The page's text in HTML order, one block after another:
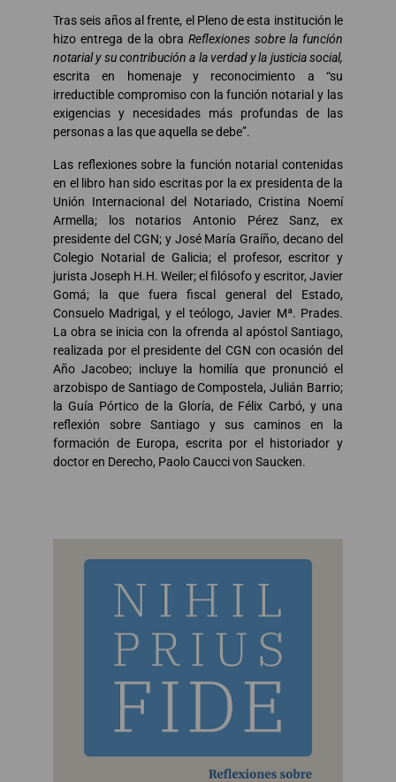
Tras seis años al frente, el Pleno de esta institución le
hizo entrega de la obra Reflexiones sobre la función
notarial y su contribución a la verdad y la justicia social,
escrita en homenaje y reconocimiento a “su
irreductible compromiso con la función notarial y las
exigencias y necesidades más profundas de las
personas a las que aquella se debe”.
Las reflexiones sobre la función notarial contenidas
en el libro han sido escritas por la ex presidenta de la
Unión Internacional del Notariado, Cristina Noemí
Armella; los notarios Antonio Pérez Sanz, ex
presidente del CGN; y José María Graíño, decano del
Colegio Notarial de Galicia; el profesor, escritor y
jurista Joseph H.H. Weiler; el filósofo y escritor, Javier
Gomá; la que fuera fiscal general del Estado,
Consuelo Madrigal, y el teólogo, Javier Mª. Prades.
La obra se inicia con la ofrenda al apóstol Santiago,
realizada por el presidente del CGN con ocasión del
Año Jacobeo; incluye la homilía que pronunció el
arzobispo de Santiago de Compostela, Julián Barrio;
la Guía Pórtico de la Gloría, de Félix Carbó, y una
reflexión sobre Santiago y sus caminos en la
formación de Europa, escrita por el historiador y
doctor en Derecho, Paolo Caucci von Saucken.